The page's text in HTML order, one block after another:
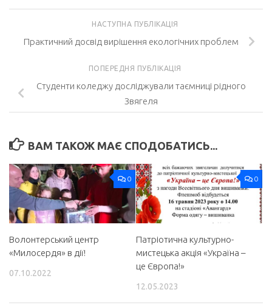
НАСТУПНА ПУБЛІКАЦІЯ
Практичний досвід вирішення екологічних проблем
ПОПЕРЕДНЯ ПУБЛІКАЦІЯ
Студенти коледжу досліджували таємниці рідного
Звягеля
ВАМ ТАКОЖ МАЄ СПОДОБАТИСЬ...
0
Волонтерський центр
«Милосердя» в дії!
07.10.2022
0
Патріотична культурно-
мистецька акція «Україна –
це Європа!»
12.05.2023